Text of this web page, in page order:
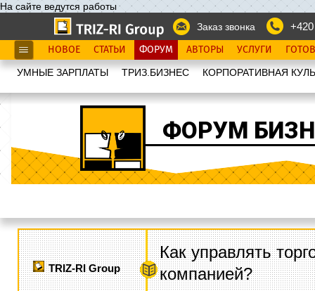
На сайте ведутся работы
Заказ звонка
НОВОЕ СТАТЬИ ФОРУМ АВТОРЫ УСЛУГИ
УМНЫЕ ЗАРПЛАТЫ ТРИЗ.БИЗНЕС КОРПОРАТИВНАЯ
ФОРУМ
TRIZ-RI Group
Как управлять
компанией?